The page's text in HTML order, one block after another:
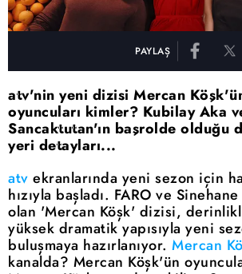
PAYLAŞ
atv'nin yeni dizisi Mercan
oyuncuları kimler? Kubilay Aka
Sancaktutan'ın başrolde olduğu
yeri detayları...
atv ekranlarında yeni sezon için
hızıyla başladı. FARO ve
olan 'Mercan Köşk' dizisi,
yüksek dramatik yapısıyla yeni
buluşmaya hazırlanıyor. Mercan
kanalda? Mercan Köşk'ün